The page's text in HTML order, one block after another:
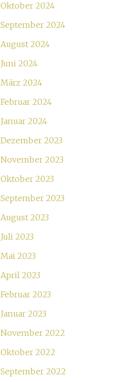
Oktober 2024
September 2024
August 2024
Juni 2024
März 2024
Februar 2024
Januar 2024
Dezember 2023
November 2023
Oktober 2023
September 2023
August 2023
Juli 2023
Mai 2023
April 2023
Februar 2023
Januar 2023
November 2022
Oktober 2022
September 2022